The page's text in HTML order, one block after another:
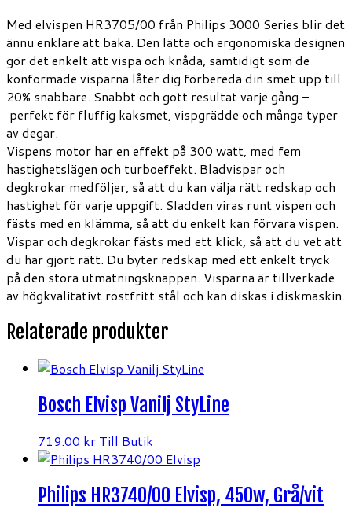
Med elvispen HR3705/00 från Philips 3000 Series blir det
ännu enklare att baka. Den lätta och ergonomiska designen
gör det enkelt att vispa och knåda, samtidigt som de
konformade visparna låter dig förbereda din smet upp till
20% snabbare. Snabbt och gott resultat varje gång –
perfekt för fluffig kaksmet, vispgrädde och många typer
av degar.
Vispens motor har en effekt på 300 watt, med fem
hastighetslägen och turboeffekt. Bladvispar och
degkrokar medföljer, så att du kan välja rätt redskap och
hastighet för varje uppgift. Sladden viras runt vispen och
fästs med en klämma, så att du enkelt kan förvara vispen.
Vispar och degkrokar fästs med ett klick, så att du vet att
du har gjort rätt. Du byter redskap med ett enkelt tryck
på den stora utmatningsknappen. Visparna är tillverkade
av högkvalitativt rostfritt stål och kan diskas i diskmaskin.
Relaterade produkter
Bosch Elvisp Vanilj StyLine
719.00 kr Till Butik
Philips HR3740/00 Elvisp, 450w, Grå/vit